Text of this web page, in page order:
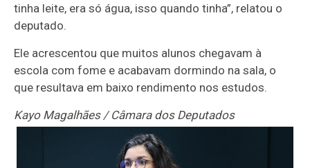
tinha leite, era só água, isso quando tinha”, relatou o
deputado.
Ele acrescentou que muitos alunos chegavam à
escola com fome e acabavam dormindo na sala, o
que resultava em baixo rendimento nos estudos.
Kayo Magalhães / Câmara dos Deputados